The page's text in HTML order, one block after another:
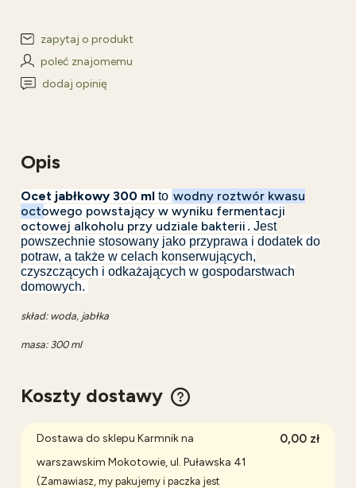
zapytaj o produkt
poleć znajomemu
dodaj opinię
Opis
Ocet jabłkowy 300 ml to wodny roztwór kwasu
octowego powstający w wyniku fermentacji
octowej alkoholu przy udziale bakterii . Jest
powszechnie stosowany jako przyprawa i dodatek do
potraw, a także w celach konserwujących,
czyszczących i odkażających w gospodarstwach
domowych.
skład: woda, jabłka
masa: 300 ml
Koszty dostawy
Cena nie zawiera ewentualnych kosztów płatności
Dostawa do sklepu Karmnik na
warszawskim Mokotowie, ul. Puławska 41
(Zamawiasz, my pakujemy i paczka jest
0,00 zł